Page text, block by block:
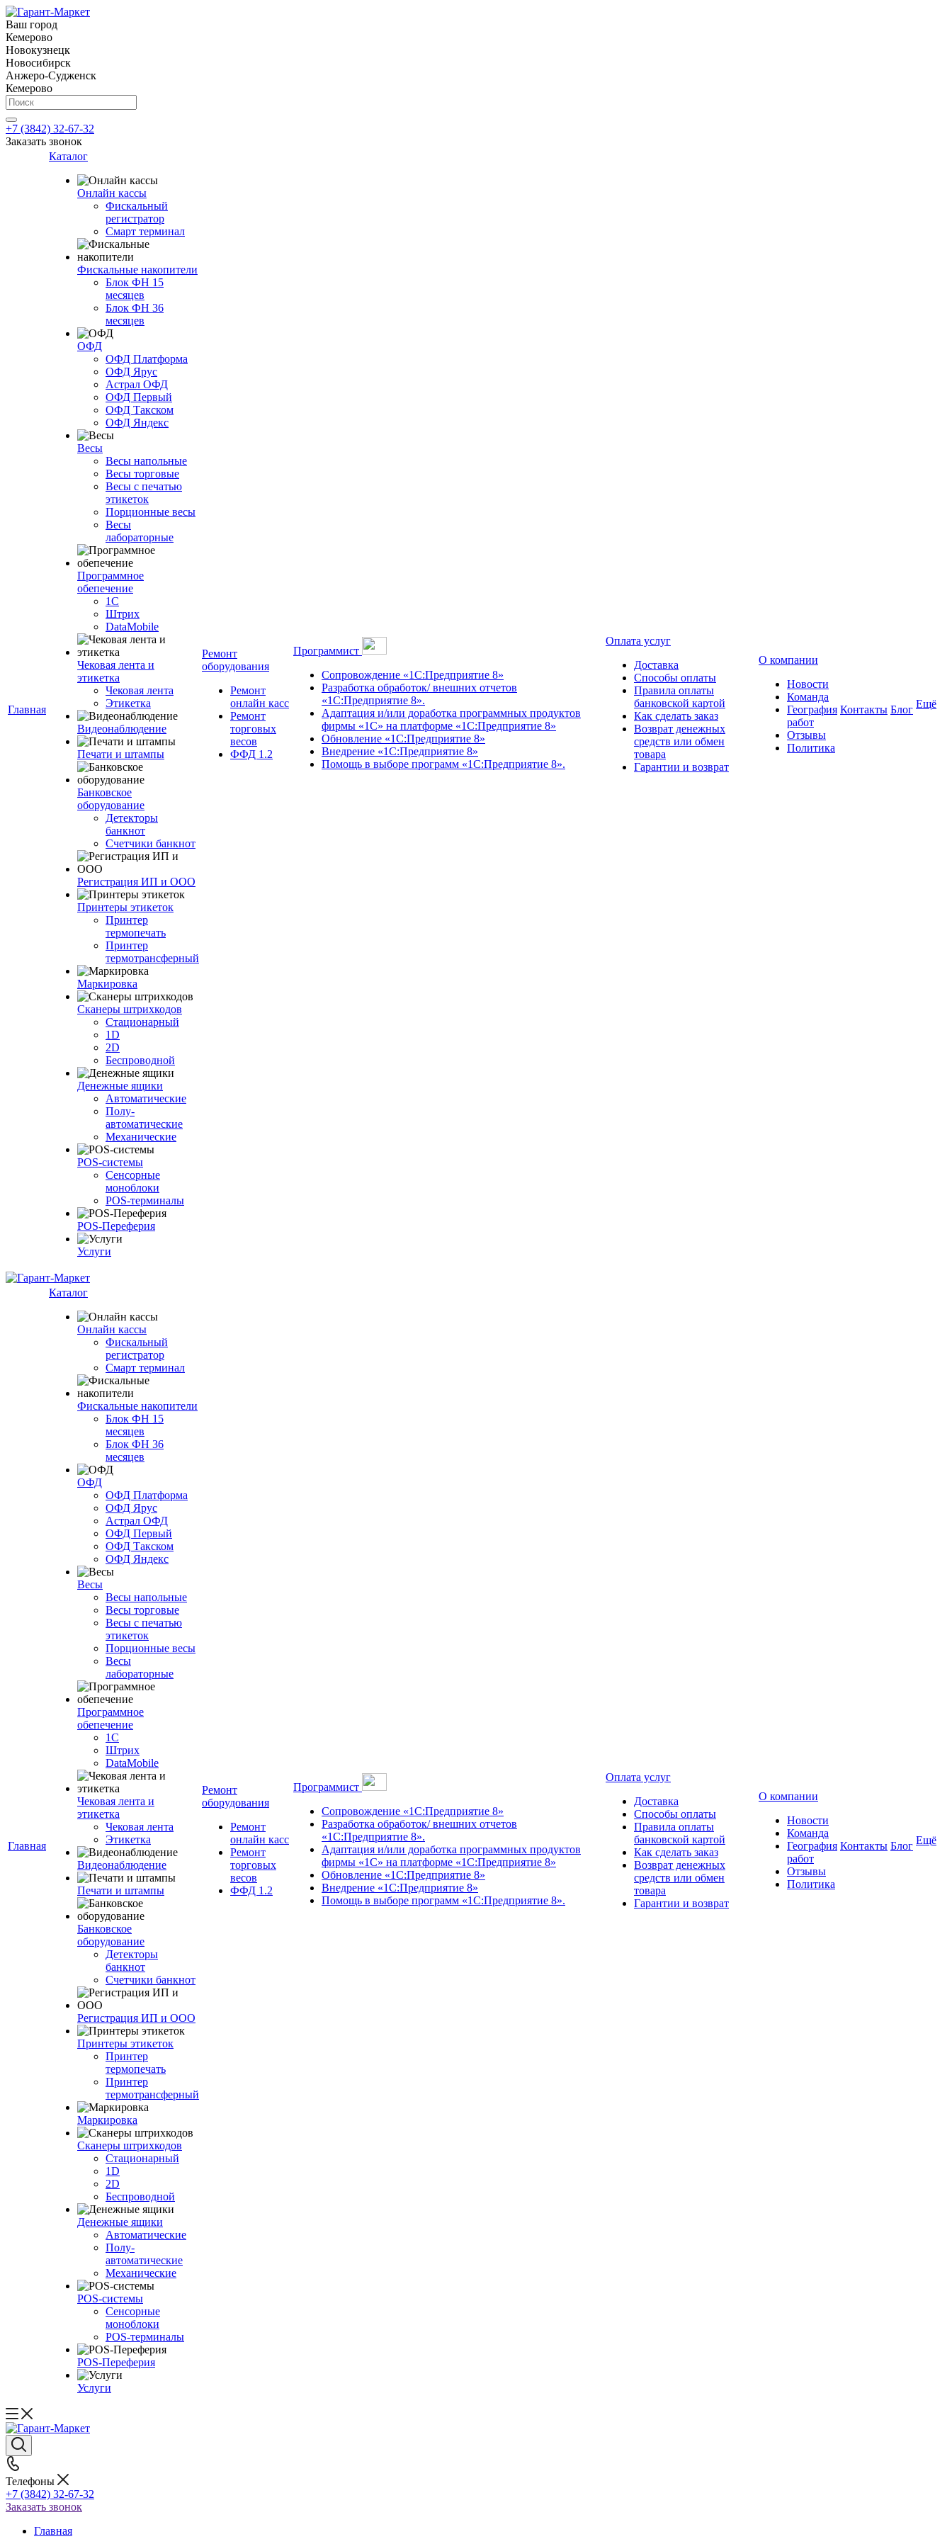
Ваш город
Кемерово
Новокузнецк
Новосибирск
Анжеро-Судженск
Кемерово
+7 (3842) 32-67-32
Заказать звонок
Главная
Каталог
Онлайн кассы
Фискальный
регистратор
Смарт терминал
Фискальные накопители
Блок ФН 15
месяцев
Блок ФН 36
месяцев
ОФД
ОФД Платформа
ОФД Ярус
Астрал ОФД
ОФД Первый
ОФД Такском
ОФД Яндекс
Весы
Весы напольные
Весы торговые
Весы с печатью
этикеток
Порционные весы
Весы
лабораторные
Программное
обепечение
1С
Штрих
DataMobile
Чековая лента и
этикетка
Чековая лента
Этикетка
Видеонаблюдение
Печати и штампы
Банковское
оборудование
Детекторы
банкнот
Счетчики банкнот
Регистрация ИП и ООО
Принтеры этикеток
Принтер
термопечать
Принтер
термотрансферный
Маркировка
Сканеры штрихкодов
Стационарный
1D
2D
Беспроводной
Денежные ящики
Автоматические
Полу-
автоматические
Механические
POS-системы
Сенсорные
моноблоки
POS-терминалы
POS-Переферия
Услуги
Ремонт
оборудования
Ремонт
онлайн касс
Ремонт
торговых
весов
ФФД 1.2
Программист
Сопровождение «1С:Предприятие 8»
Разработка обработок/ внешних отчетов
«1С:Предприятие 8».
Адаптация и/или доработка программных продуктов
фирмы «1С» на платформе «1С:Предприятие 8»
Обновление «1С:Предприятие 8»
Внедрение «1С:Предприятие 8»
Помощь в выборе программ «1С:Предприятие 8».
Оплата услуг
Доставка
Способы оплаты
Правила оплаты
банковской картой
Как сделать заказ
Возврат денежных
средств или обмен
товара
Гарантии и возврат
О компании
Новости
Команда
География
работ
Отзывы
Политика
Контакты Блог Ещё
Главная
Каталог
Онлайн кассы
Фискальный
регистратор
Смарт терминал
Фискальные накопители
Блок ФН 15
месяцев
Блок ФН 36
месяцев
ОФД
ОФД Платформа
ОФД Ярус
Астрал ОФД
ОФД Первый
ОФД Такском
ОФД Яндекс
Весы
Весы напольные
Весы торговые
Весы с печатью
этикеток
Порционные весы
Весы
лабораторные
Программное
обепечение
1С
Штрих
DataMobile
Чековая лента и
этикетка
Чековая лента
Этикетка
Видеонаблюдение
Печати и штампы
Банковское
оборудование
Детекторы
банкнот
Счетчики банкнот
Регистрация ИП и ООО
Принтеры этикеток
Принтер
термопечать
Принтер
термотрансферный
Маркировка
Сканеры штрихкодов
Стационарный
1D
2D
Беспроводной
Денежные ящики
Автоматические
Полу-
автоматические
Механические
POS-системы
Сенсорные
моноблоки
POS-терминалы
POS-Переферия
Услуги
Ремонт
оборудования
Ремонт
онлайн касс
Ремонт
торговых
весов
ФФД 1.2
Программист
Сопровождение «1С:Предприятие 8»
Разработка обработок/ внешних отчетов
«1С:Предприятие 8».
Адаптация и/или доработка программных продуктов
фирмы «1С» на платформе «1С:Предприятие 8»
Обновление «1С:Предприятие 8»
Внедрение «1С:Предприятие 8»
Помощь в выборе программ «1С:Предприятие 8».
Оплата услуг
Доставка
Способы оплаты
Правила оплаты
банковской картой
Как сделать заказ
Возврат денежных
средств или обмен
товара
Гарантии и возврат
О компании
Новости
Команда
География
работ
Отзывы
Политика
Контакты Блог Ещё
Телефоны
+7 (3842) 32-67-32
Заказать звонок
Главная